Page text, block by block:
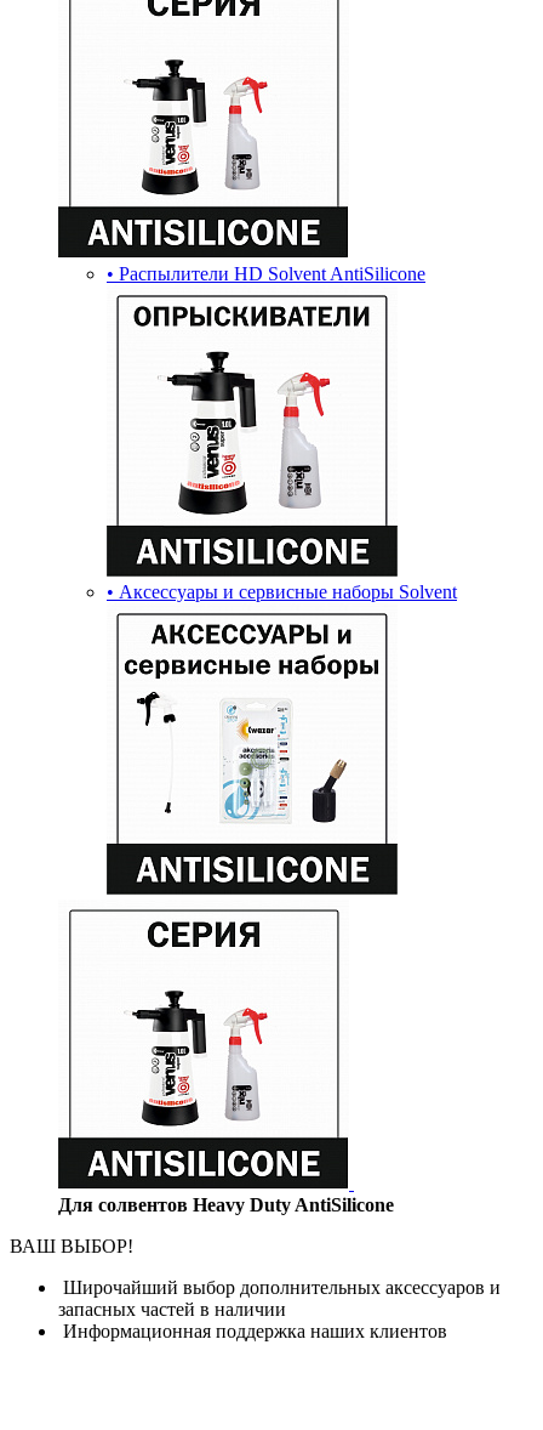
• Распылители HD Solvent AntiSilicone
• Аксессуары и сервисные наборы Solvent
Для солвентов Heavy Duty AntiSilicone
ВАШ ВЫБОР!
Широчайший выбор дополнительных аксессуаров и
запасных частей в наличии
Информационная поддержка наших клиентов